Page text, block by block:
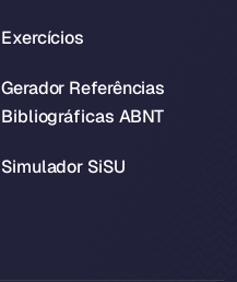
Exercícios
Gerador Referências
Bibliográficas ABNT
Simulador SiSU